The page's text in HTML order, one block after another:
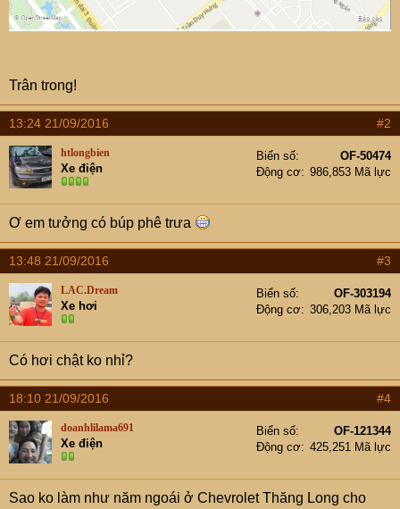
Trân trong!
13:24 21/09/2016 #2
htlongbien
Xe điện
Biển số
OF-50474
Động cơ
986,853 Mã lực
Ơ em tưởng có búp phê trưa
13:48 21/09/2016 #3
LAC.Dream
Xe hơi
Biển số
OF-303194
Động cơ
306,203 Mã lực
Có hơi chật ko nhỉ?
18:10 21/09/2016 #4
doanhlilama691
Xe điện
Biển số
OF-121344
Động cơ
425,251 Mã lực
Sao ko làm như năm ngoái ở Chevrolet Thăng Long cho